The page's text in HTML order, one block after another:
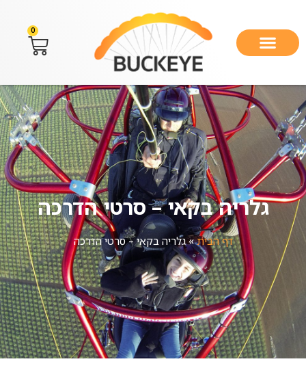
0
גלריה בקאי – סרטי הדרכה
דף הבית»גלריה בקאי – סרטי הדרכה